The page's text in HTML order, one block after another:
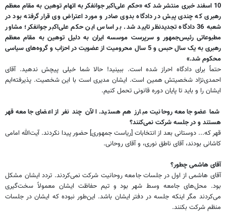
10 اسفند خبری منتشر شد که «حکم علی‌اکبر جوانفکر به اتهام توهین به مقام معظم
رهبری که چندی پیش در دادگاه بدوی صادر و مورد اعتراض وی قرار گرفته بود در
شعبه 36 دادگاه تجدید‌نظر تایید شد. بر اساس این حکم علی‌اکبر جوانفکر؛ مشاور
مطبوعاتی رئیس‌جمهور و سرپرست موسسه ایران به دلیل توهین به مقام معظم
رهبری به یک سال حبس و 5 سال محرومیت از عضویت در احزاب و گروه‌های سیاسی
محکوم شد.»
حتماً برای دادگاه احراز شده است. ببینید! حالا شما خیلی پیچش ندهید. آقای
احمدی‌نژاد شخصیتش همین است. ایشان مدیری است با این شخصیت. پذیرفته‌ایم
ایشان را و باید تا پایان دوره قانونی تحمل کنیم.
شما عضو جامعه روحانیت مبارز هم هستید. الآن چند نفر از اعضای جامعه قهر
هستند و در جلسه شرکت نمی‌کنند؟
قهر که... دوستانی بعد از انتخابات [ریاست جمهوری] حضور پیدا نکردند. آیت‌الله امامی
کاشانی بودند، آقای ناطق نوری، و آقای روحانی.
آقای هاشمی چطور؟
آقای هاشمی از اول در جلسات جامعه روحانیت شرکت نمی‌کردند. تردد ایشان مشکل
بود. محل‌های جامعه وسط شهر بود و تیم حفاظت ایشان معمولاً سخت‌گیری
می‌کردند مگر اینکه جلسه در دفتر ایشان باشد. این‌طور نبوده که ایشان در جلسات
منظم شرکت بکنند.